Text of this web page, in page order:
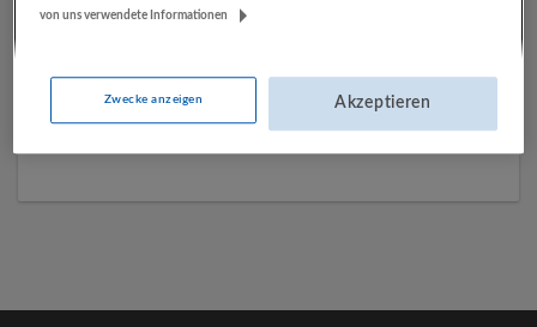
Hasenbichler GmbH
Golling an der Salzach
von uns verwendete Informationen
Zwecke anzeigen Akzeptieren